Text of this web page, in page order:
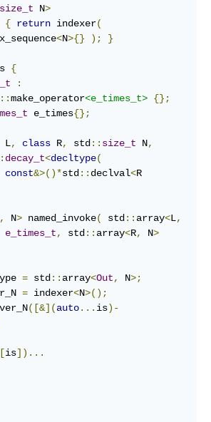
size_t N>
{ return indexer(
<N>{} ); }
{
:
::make_operator<e_times_t> {};
e_times{};
L, class R, std :: size_t N,
decay_t<decltype(
const&>()*std :: declval<
, N> named_invoke( std :: array<L,
e_times_t, std :: array<R, N>
= std :: array<Out, N>;
= indexer<N>();
([&](auto... is)-
[is])...